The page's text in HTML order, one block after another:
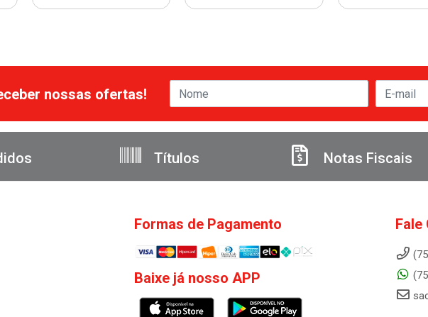
nossas ofertas!
Títulos Notas Fiscais
Formas de Pagamento
Baixe já nosso APP
Fale